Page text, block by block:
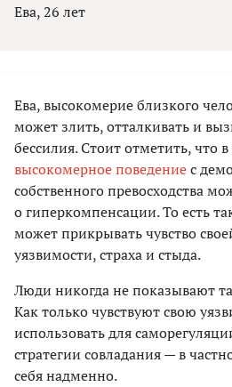
Ева, 26 лет
Ева, высокомерие близкого
может злить, отталкивать и
бессилия. Стоит отметить, что
высокомерное поведениес
собственного превосходства
о гиперкомпенсации. То есть
может прикрывать чувство
уязвимости, страха и стыда.
Люди никогда не показывают
Как только чувствуют свою
использовать для
стратегии совладания — в
себя надменно.